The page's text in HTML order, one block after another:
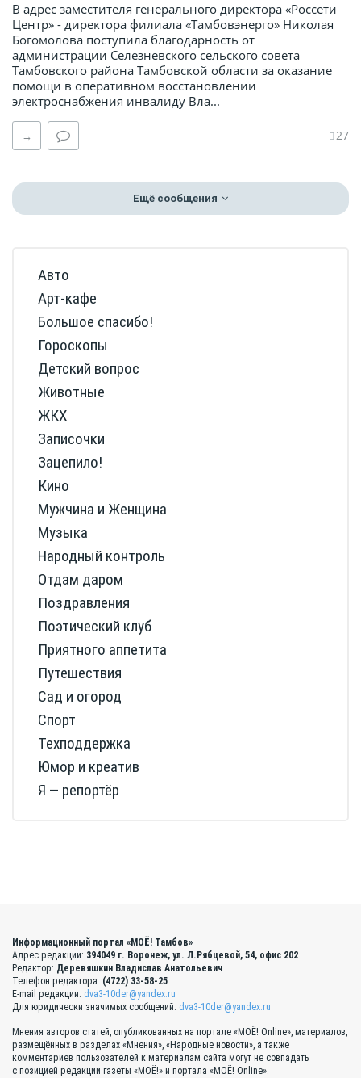
В адрес заместителя генерального директора «Россети
Центр» - директора филиала «Тамбовэнерго» Николая
Богомолова поступила благодарность от
администрации Селезнёвского сельского совета
Тамбовского района Тамбовской области за оказание
помощи в оперативном восстановлении
электроснабжения инвалиду Вла...
→ 27
Ещё сообщения
Авто
Арт-кафе
Большое спасибо!
Гороскопы
Детский вопрос
Животные
ЖКХ
Записочки
Зацепило!
Кино
Мужчина и Женщина
Музыка
Народный контроль
Отдам даром
Поздравления
Поэтический клуб
Приятного аппетита
Путешествия
Сад и огород
Спорт
Техподдержка
Юмор и креатив
Я — репортёр
Информационный портал «МОЁ! Тамбов»
Адрес редакции: 394049 г. Воронеж, ул. Л.Рябцевой, 54, офис 202
Редактор: Деревяшкин Владислав Анатольевич
Телефон редактора: (4722) 33-58-25
E-mail редакции: dva3-10der@yandex.ru
Для юридически значимых сообщений: dva3-10der@yandex.ru
Мнения авторов статей, опубликованных на портале «МОЁ! Online», материалов,
размещённых в разделах «Мнения», «Народные новости», а также
комментариев пользователей к материалам сайта могут не совпадать
с позицией редакции газеты «МОЁ!» и портала «МОЁ! Online».